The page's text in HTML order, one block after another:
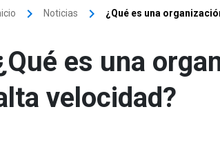
keyboard_arrow_right Noticias keyboard_arrow_right ¿Qué es una
es una
velocidad?